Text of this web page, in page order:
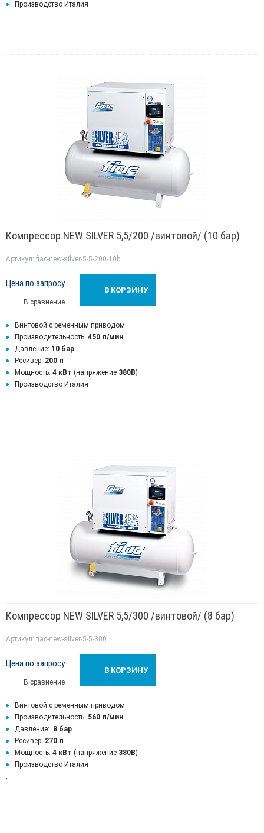
Производство Италия
Компрессор NEW SILVER 5,5/200 /винтовой/ (10 бар)
Артикул: fiac-new-silver-5-5-200-10b
Винтовой с ременным приводом
Производительность: 450 л/мин
Давление: 10 бар
Ресивер: 200 л
Мощность: 4 кВт (напряжение 380В)
Производство Италия
Цена по запросу
В сравнение
В КОРЗИНУ
Компрессор NEW SILVER 5,5/300 /винтовой/ (8 бар)
Артикул: fiac-new-silver-5-5-300
Винтовой с ременным приводом
Производительность: 560 л/мин
Давление: 8 бар
Ресивер: 270 л
Мощность: 4 кВт (напряжение 380В)
Производство Италия
Цена по запросу
В сравнение
В КОРЗИНУ